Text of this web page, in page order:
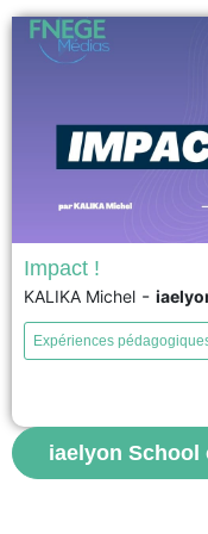
voir
Le concept d’impact
recherche en management.
durables et attribuables à
voir
Impact !
KALIKA Michel -
Expériences
iaelyon School